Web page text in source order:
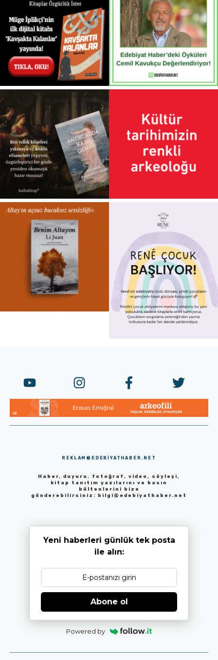
REKLAM@EDEBIYATHABER.NET
Haber, duyuru, fotoğraf, video, söyleşi,
kitap tanıtım yazılarını ve basın
bültenlerini bize
gönderebilirsiniz: bilgi@edebiyathaber.net
Yeni haberleri günlük tek posta
ile alın:
Abone ol
Powered by